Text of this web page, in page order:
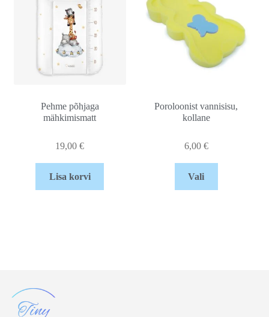
Pehme põhjaga
mähkimismatt
19,00€
Lisa korvi
Poroloonist vannisisu,
kollane
6,00 €
Vali